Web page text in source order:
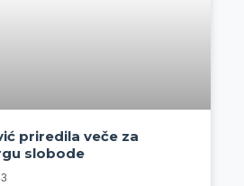
priredila veče za
slobode